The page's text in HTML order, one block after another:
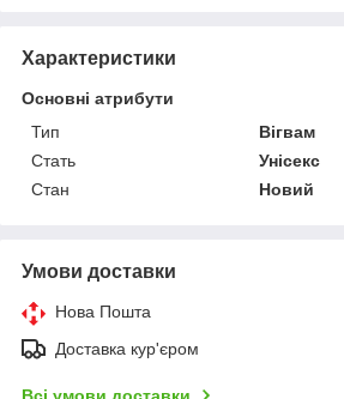
Характеристики
Основні атрибути
Тип
Вігвам
Стать
Унісекс
Стан
Новий
Умови доставки
Нова Пошта
Доставка кур'єром
Всі умови доставки